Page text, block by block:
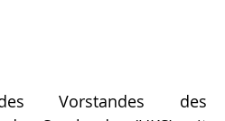
Vorstandes des